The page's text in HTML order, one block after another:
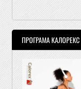
ПРОГРАМА КАЛОРЕКС